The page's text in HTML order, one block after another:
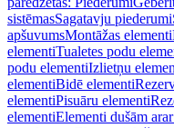
sistēmasSagatavju piederumi
apšuvumsMontāžas elementi
elementiTualetes podu
podu elementiIzlietņu
elementiBidē elementi
elementiPisuāru elementi
elementiElementi dušām